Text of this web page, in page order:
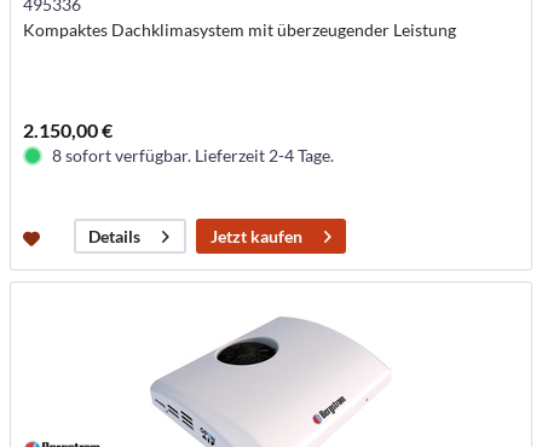
495336
Kompaktes Dachklimasystem mit überzeugender Leistung
2.150,00 €
8 sofort verfügbar. Lieferzeit 2-4 Tage.
Details Jetzt kaufen